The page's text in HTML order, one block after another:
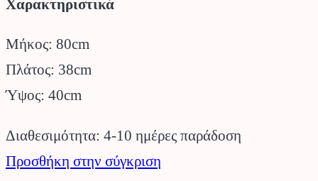
Χαρακτηριστικά
Μήκος: 80cm
Πλάτος: 38cm
Ύψος: 40cm
Διαθεσιμότητα: 4-10 ημέρες παράδοση
Προσθήκη στην σύγκριση